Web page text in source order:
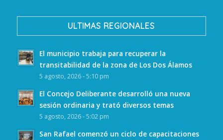
ULTIMAS REGIONALES
El municipio trabaja para recuperar la
transitabilidad de la zona de Los Dos Álamos
5 agosto, 2026 - 5:10 pm
El Concejo Deliberante desarrolló una nueva
sesión ordinaria y trató diversos temas
5 agosto, 2026 - 5:02 pm
San Rafael comenzó un ciclo de capacitaciones